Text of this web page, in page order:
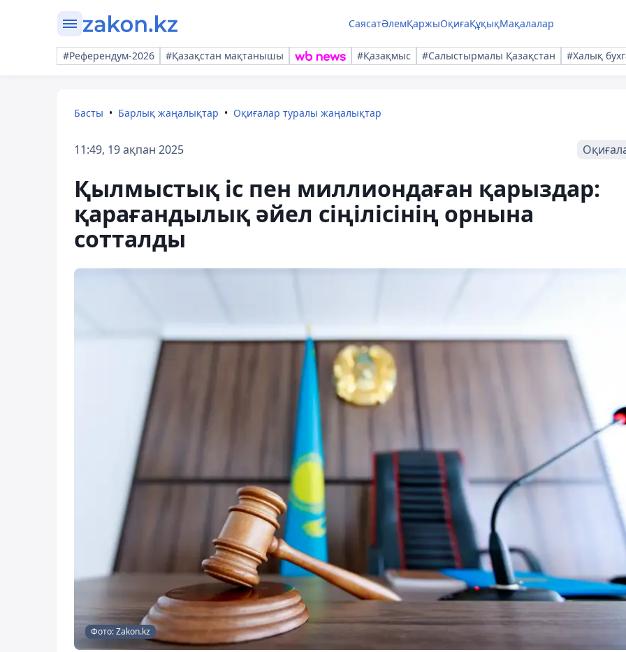
СаясатӘлемҚаржыОқиғаҚұқықМақалалар
#Референдум-2026 #Қазақстан мақтанышы #Қазақмыс #Салыстырмалы Қазақстан #Халық
Басты Барлық жаңалықтар Оқиғалар туралы жаңалықтар
11:49, 19 ақпан 2025
Қылмыстық іс пен миллиондаған қарыздар:
қарағандылық әйел сіңілісінің орнына
сотталды
Фото: Zakon.kz